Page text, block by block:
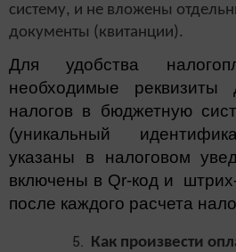
систему, и не вложены
документы (квитанции).
Для удобства
необходимые реквизиты
налогов в бюджетную
(уникальный
указаны в налоговом
включены в Qr-код и
после каждого расчета
Как произвести